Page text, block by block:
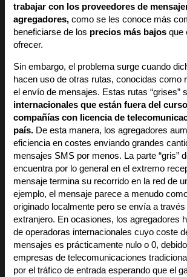
trabajar con los proveedores de
agregadores, como se les conoce más
beneficiarse de los precios más bajos que
ofrecer.
Sin embargo, el problema surge cuando
hacen uso de otras rutas, conocidas como
el envío de mensajes. Estas rutas “grises”
internacionales que están fuera del
compañías con licencia de
país. De esta manera, los agregadores
eficiencia en costes enviando grandes
mensajes SMS por menos. La parte “gris”
encuentra por lo general en el extremo
mensaje termina su recorrido en la red de
ejemplo, el mensaje parece a menudo
originado localmente pero se envía a
extranjero. En ocasiones, los agregadores
de operadoras internacionales cuyo coste
mensajes es prácticamente nulo o 0,
empresas de telecomunicaciones
por el tráfico de entrada esperando que el